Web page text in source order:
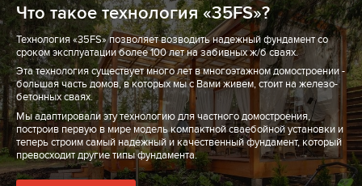
Что такое технология «35FS»?
Технология «35FS» позволяет возводить надежный фундамент со
сроком эксплуатации более 100 лет на забивных ж/б сваях.
Эта технология существует много лет в многоэтажном домостроении -
большая часть домов, в которых мы с Вами живем, стоит на железо-
бетонных сваях.
Мы адаптировали эту технологию для частного домостроения,
построив первую в мире модель компактной сваебойной установки и
теперь строим самый надежный и качественный фундамент, который
превосходит другие типы фундамента.